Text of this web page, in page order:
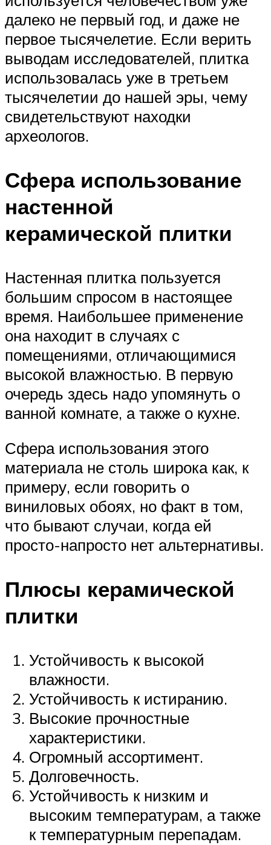
далеко не первый год, и даже не
первое тысячелетие. Если верить
выводам исследователей, плитка
использовалась уже в третьем
тысячелетии до нашей эры, чему
свидетельствуют находки
археологов.
Сфера использование
настенной
керамической плитки
Настенная плитка пользуется
большим спросом в настоящее
время. Наибольшее применение
она находит в случаях с
помещениями, отличающимися
высокой влажностью. В первую
очередь здесь надо упомянуть о
ванной комнате, а также о кухне.
Сфера использования этого
материала не столь широка как, к
примеру, если говорить о
виниловых обоях, но факт в том,
что бывают случаи, когда ей
просто-напросто нет альтернативы.
Плюсы керамической
плитки
Устойчивость к высокой
влажности.
Устойчивость к истиранию.
Высокие прочностные
характеристики.
Огромный ассортимент.
Долговечность.
Устойчивость к низким и
высоким температурам, а также
к температурным перепадам.